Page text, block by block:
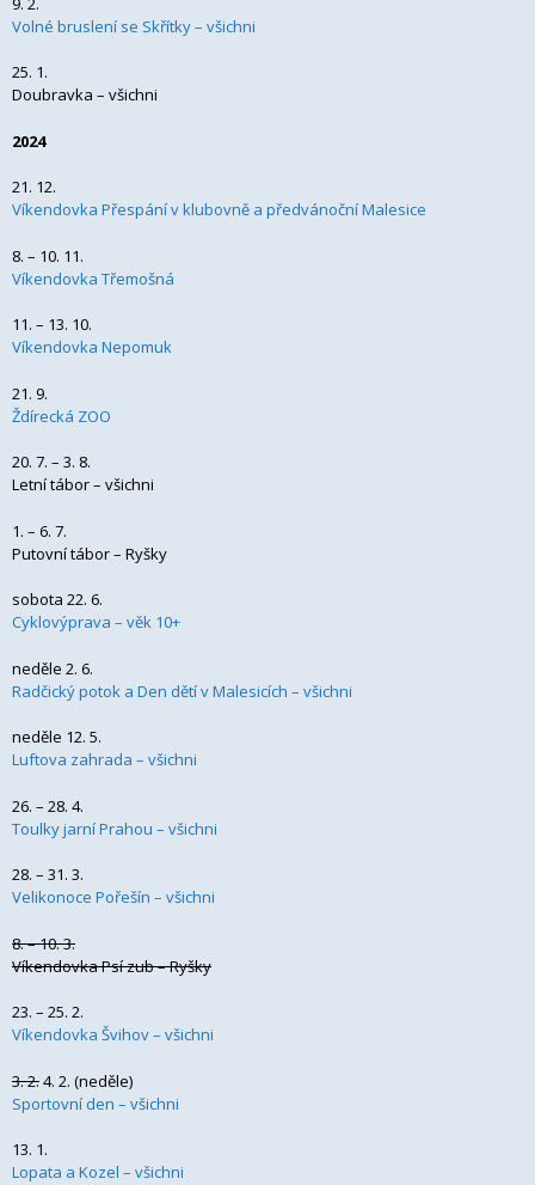
Volné bruslení se Skřítky – všichni
25. 1.
Doubravka – všichni
2024
21. 12.
Víkendovka Přespání v klubovně a předvánoční Malesice
8. – 10. 11.
Víkendovka Třemošná
11. – 13. 10.
Víkendovka Nepomuk
21. 9.
Ždírecká ZOO
20. 7. – 3. 8.
Letní tábor – všichni
1. – 6. 7.
Putovní tábor – Ryšky
sobota 22. 6.
Cyklovýprava – věk 10+
neděle 2. 6.
Radčický potok a Den dětí v Malesicích – všichni
neděle 12. 5.
Luftova zahrada – všichni
26. – 28. 4.
Toulky jarní Prahou – všichni
28. – 31. 3.
Velikonoce Pořešín – všichni
8. – 10. 3.
Víkendovka Psí zub – Ryšky
23. – 25. 2.
Víkendovka Švihov – všichni
3. 2.4. 2. (neděle)
Sportovní den – všichni
13. 1.
Lopata a Kozel – všichni